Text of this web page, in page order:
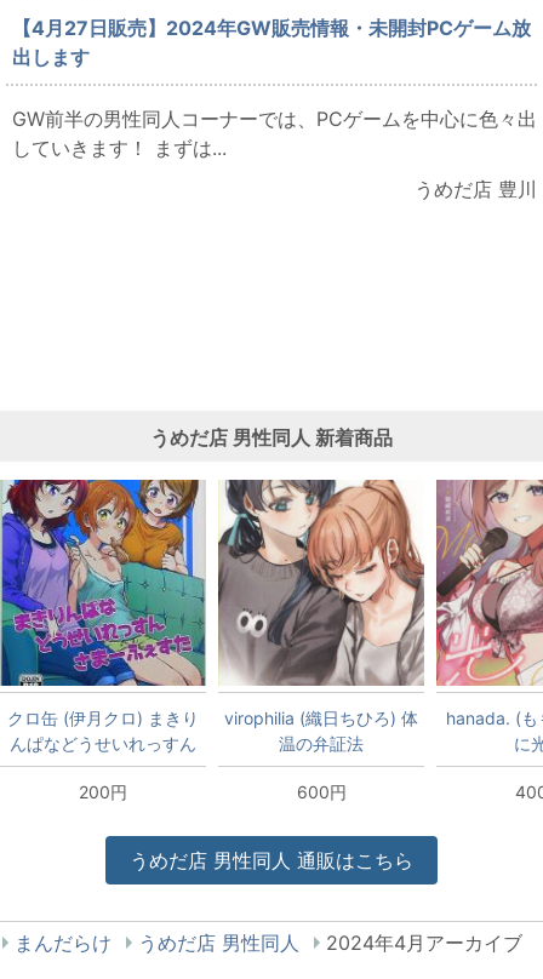
【4月27日販売】2024年GW販売情報・未開封PCゲーム放
出します
GW前半の男性同人コーナーでは、PCゲームを中心に色々出
していきます！ まずは...
うめだ店 豊川
うめだ店 男性同人 新着商品
クロ缶 (伊月クロ) まきり
んぱなどうせいれっすん
さまーふぇすた
200円
virophilia (織日ちひろ) 体
温の弁証法
600円
hanada. (も
に
うめだ店 男性同人 通販はこちら
まんだらけ うめだ店 男性同人 2024年4月アーカイブ